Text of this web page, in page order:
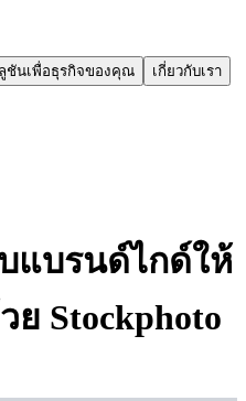
ชันเพื่อธุรกิจของคุณ
เกี่ยวกับเรา
แบรนด์ไกด์ให้
Stockphoto